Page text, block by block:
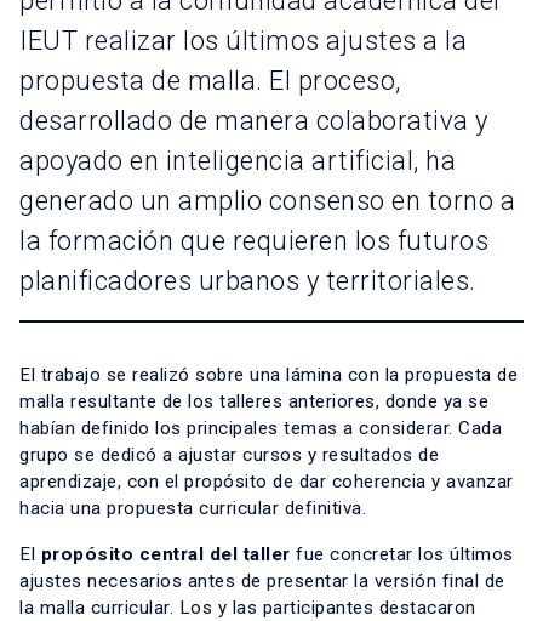
IEUT realizar los últimos ajustes a la
propuesta de malla. El proceso,
desarrollado de manera colaborativa y
apoyado en inteligencia artificial, ha
generado un amplio consenso en torno a
la formación que requieren los futuros
planificadores urbanos y territoriales.
El trabajo se realizó sobre una lámina con la propuesta de
malla resultante de los talleres anteriores, donde ya se
habían definido los principales temas a considerar. Cada
grupo se dedicó a ajustar cursos y resultados de
aprendizaje, con el propósito de dar coherencia y avanzar
hacia una propuesta curricular definitiva.
El propósito central del taller fue concretar los últimos
ajustes necesarios antes de presentar la versión final de
la malla curricular. Los y las participantes destacaron